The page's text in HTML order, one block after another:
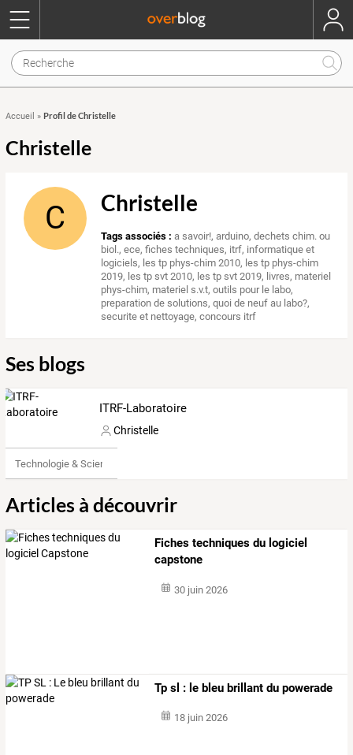
Accueil » Profil de Christelle
Christelle
C Christelle
Tags associés : a savoir!,arduino,dechets chim. ou
biol.,ece,fiches techniques, itrf, informatique et
logiciels, les tp phys-chim 2010, les tp phys-chim
2019, les tp svt 2010, les tp svt 2019, livres, materiel
phys-chim, materiel s.v.t,outils pour le labo,
preparation de solutions,quoi de neuf au labo?,
securite et nettoyage,concours itrf
Ses blogs
ITRF-Laboratoire
Christelle
Technologie & Science
Articles à découvrir
Fiches techniques du logiciel
capstone
30 juin 2026
Tp sl : le bleu brillant du powerade
18 juin 2026